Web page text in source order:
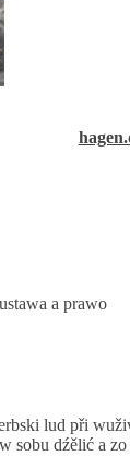
a prawo
lud při
sobu dźělić a zo